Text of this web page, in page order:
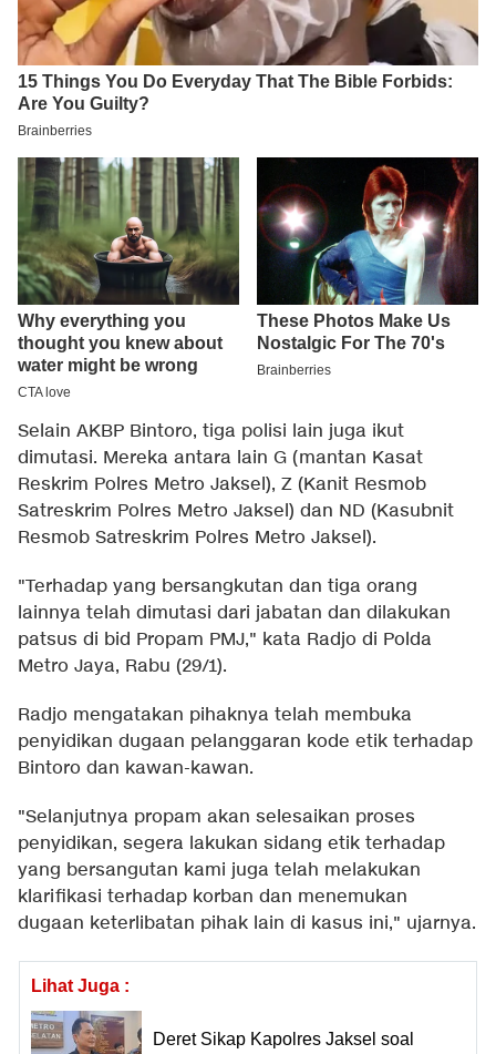
Selain AKBP Bintoro, tiga polisi lain juga ikut
dimutasi. Mereka antara lain G (mantan Kasat
Reskrim Polres Metro Jaksel), Z (Kanit Resmob
Satreskrim Polres Metro Jaksel) dan ND (Kasubnit
Resmob Satreskrim Polres Metro Jaksel).
"Terhadap yang bersangkutan dan tiga orang
lainnya telah dimutasi dari jabatan dan dilakukan
patsus di bid Propam PMJ," kata Radjo di Polda
Metro Jaya, Rabu (29/1).
Radjo mengatakan pihaknya telah membuka
penyidikan dugaan pelanggaran kode etik terhadap
Bintoro dan kawan-kawan.
"Selanjutnya propam akan selesaikan proses
penyidikan, segera lakukan sidang etik terhadap
yang bersangutan kami juga telah melakukan
klarifikasi terhadap korban dan menemukan
dugaan keterlibatan pihak lain di kasus ini," ujarnya.
Lihat Juga :
Deret Sikap Kapolres Jaksel soal